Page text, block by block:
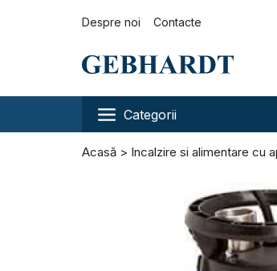
Despre noi Contacte
Categorii
Acasă Incalzire si alimentare cu